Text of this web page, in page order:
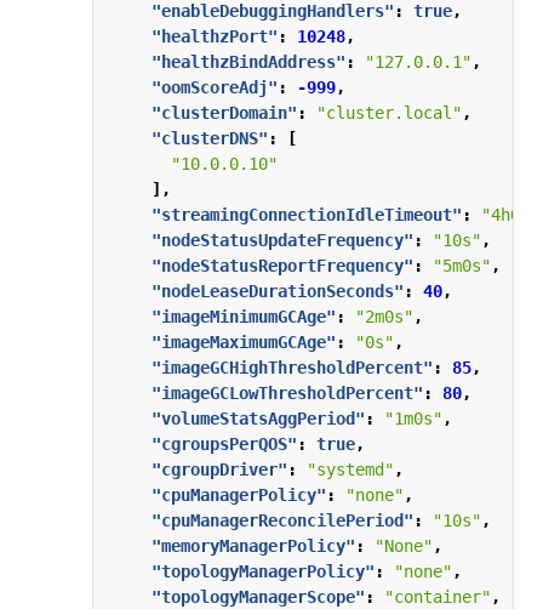
"enableDebuggingHandlers" : true,
"healthzPort" : 10248,
"healthzBindAddress" : "127.0.0.1" ,
"oomScoreAdj" : -999,
"clusterDomain" : "cluster.local" ,
"clusterDNS" :
[
"10.0.0.10"
],
"streamingConnectionIdleTimeout" :
"nodeStatusUpdateFrequency" : "10s" ,
"nodeStatusReportFrequency" : "5m0s" ,
"nodeLeaseDurationSeconds" : 40,
"imageMinimumGCAge" : "2m0s" ,
"imageMaximumGCAge" : "0s" ,
"imageGCHighThresholdPercent" : 85,
"imageGCLowThresholdPercent" : 80,
"volumeStatsAggPeriod" : "1m0s" ,
"cgroupsPerQOS" : true,
"cgroupDriver" : "systemd" ,
"cpuManagerPolicy" : "none" ,
"cpuManagerReconcilePeriod" : "10s" ,
"memoryManagerPolicy" : "None" ,
"topologyManagerPolicy" : "none" ,
"topologyManagerScope" : "container" ,